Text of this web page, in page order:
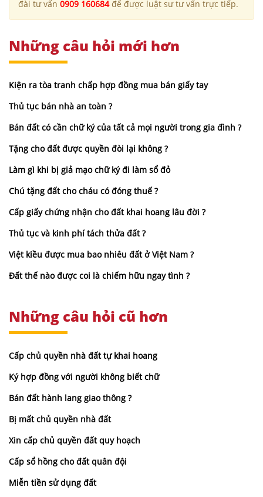
đài tư vấn 0909 160684để được luật sư tư vấn trực tiếp.
Những câu hỏi mới hơn
Kiện ra tòa tranh chấp hợp đồng mua bán giấy tay
Thủ tục bán nhà an toàn ?
Bán đất có cần chữ ký của tất cả mọi người trong gia đình ?
Tặng cho đất được quyền đòi lại không ?
Làm gì khi bị giả mạo chữ ký đi làm sổ đỏ
Chú tặng đất cho cháu có đóng thuế ?
Cấp giấy chứng nhận cho đất khai hoang lâu đời ?
Thủ tục và kinh phí tách thửa đất ?
Việt kiều được mua bao nhiêu đất ở Việt Nam ?
Đất thế nào được coi là chiếm hữu ngay tình ?
Những câu hỏi cũ hơn
Cấp chủ quyền nhà đất tự khai hoang
Ký hợp đồng với người không biết chữ
Bán đất hành lang giao thông ?
Bị mất chủ quyền nhà đất
Xin cấp chủ quyền đất quy hoạch
Cấp sổ hồng cho đất quân đội
Miễn tiền sử dụng đất